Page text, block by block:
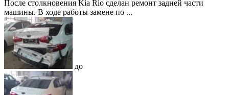
После столкновения Kia Rio сделан ремонт задней части
машины. В ходе работы замене по ...
до